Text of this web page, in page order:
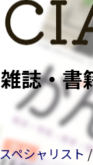
雑誌・書
スペシャリスト/